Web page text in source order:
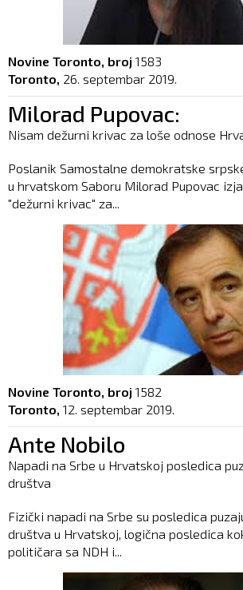
Novine Toronto, broj 1583
Toronto, 26. septembar 2019.
Milorad Pupovac:
Nisam dežurni krivac za loše odnose
Poslanik Samostalne demokratske
u hrvatskom Saboru Milorad Pupovac
"dežurni krivac" za...
Novine Toronto, broj 1582
Toronto, 12. septembar 2019.
Ante Nobilo
Napadi na Srbe u Hrvatskoj posledica
društva
Fizički napadi na Srbe su posledica
društva u Hrvatskoj, logična posledica
političara sa NDH i...